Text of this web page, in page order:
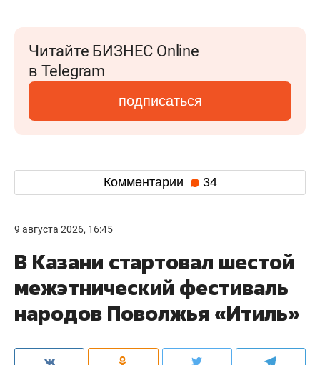
Читайте БИЗНЕС Online
в Telegram
подписаться
Комментарии 34
9 августа 2026, 16:45
В Казани стартовал шестой
межэтнический фестиваль
народов Поволжья «Итиль»